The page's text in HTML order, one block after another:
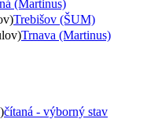
(Martinus)
Trebišov (ŠUM)
Trnava (Martinus)
čítaná - výborný stav